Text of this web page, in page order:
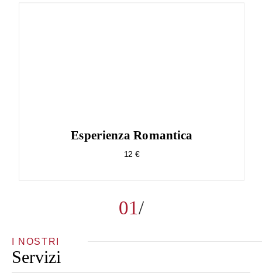
01
Esperienza Romantica
12 €
I NOSTRI
Servizi